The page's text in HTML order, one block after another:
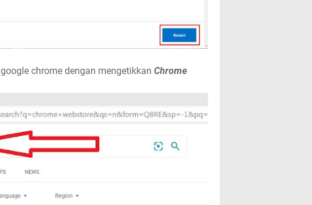
chrome dengan mengetikkan Chrome